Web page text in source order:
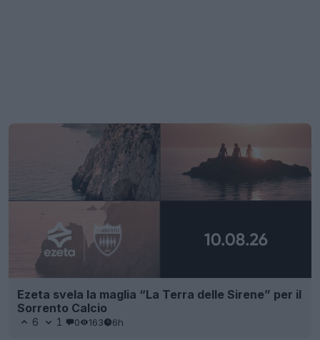
Ezeta svela la maglia “La Terra delle Sirene” per il
Sorrento Calcio
6 1 0 163 6h